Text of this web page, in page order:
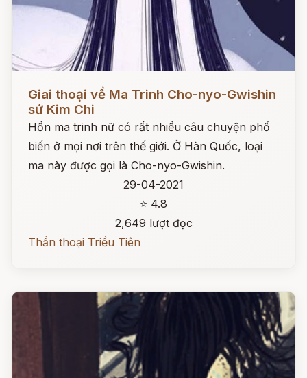
Giai thoại về Ma Trinh Cho-nyo-Gwishin
sứ Kim Chi
Hồn ma trinh nữ có rất nhiều câu chuyện phố
biến ở mọi nơi trên thế giới. Ở Hàn Quốc, loại
ma này được gọi là Cho-nyo-Gwishin.
29-04-2021
⭐ 4.8
2,649 lượt đọc
Thần thoại Triều Tiên